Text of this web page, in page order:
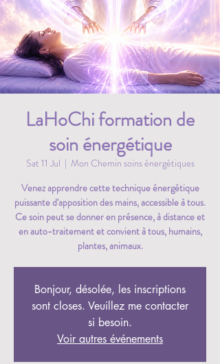
LaHoChi formation de
soin énergétique
Sat 11 Jul
  |
Mon Chemin soins énergétiques
Venez apprendre cette technique énergétique
puissante d'apposition des mains, accessible à tous.
Ce soin peut se donner en présence, à distance et
en auto-traitement et convient à tous, humains,
plantes, animaux.
Bonjour, désolée, les inscriptions
sont closes. Veuillez me contacter
si besoin.
Voir autres événements